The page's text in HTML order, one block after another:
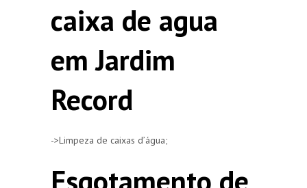
caixa de agua
em Jardim
Record
->Limpeza de caixas d’água;